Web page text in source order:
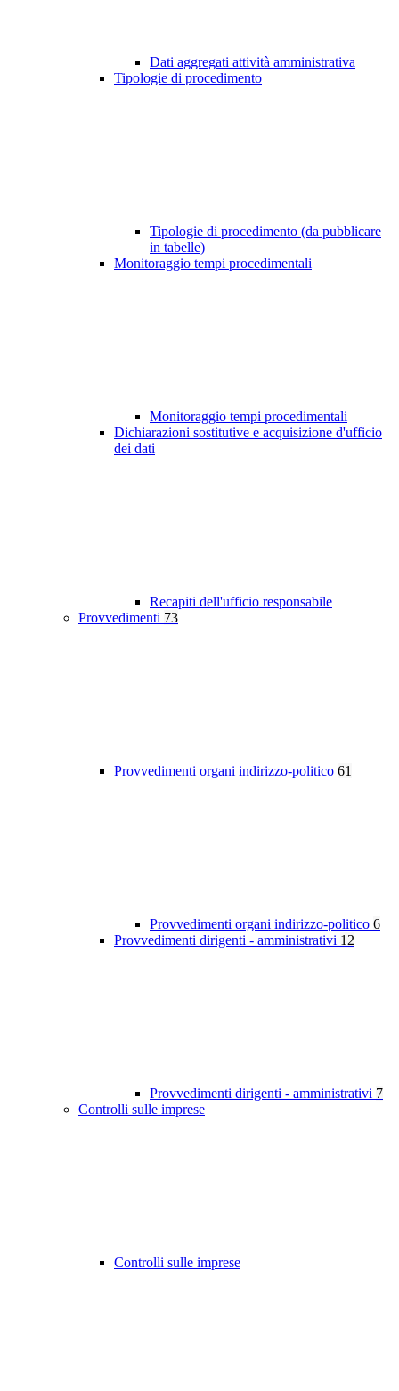
Dati aggregati attività amministrativa
Tipologie di procedimento
Tipologie di procedimento (da pubblicare
in tabelle)
Monitoraggio tempi procedimentali
Monitoraggio tempi procedimentali
Dichiarazioni sostitutive e acquisizione d'ufficio
dei dati
Recapiti dell'ufficio responsabile
Provvedimenti 73
Provvedimenti organi indirizzo-politico 61
Provvedimenti organi indirizzo-politico 6
Provvedimenti dirigenti - amministrativi 12
Provvedimenti dirigenti - amministrativi 7
Controlli sulle imprese
Controlli sulle imprese